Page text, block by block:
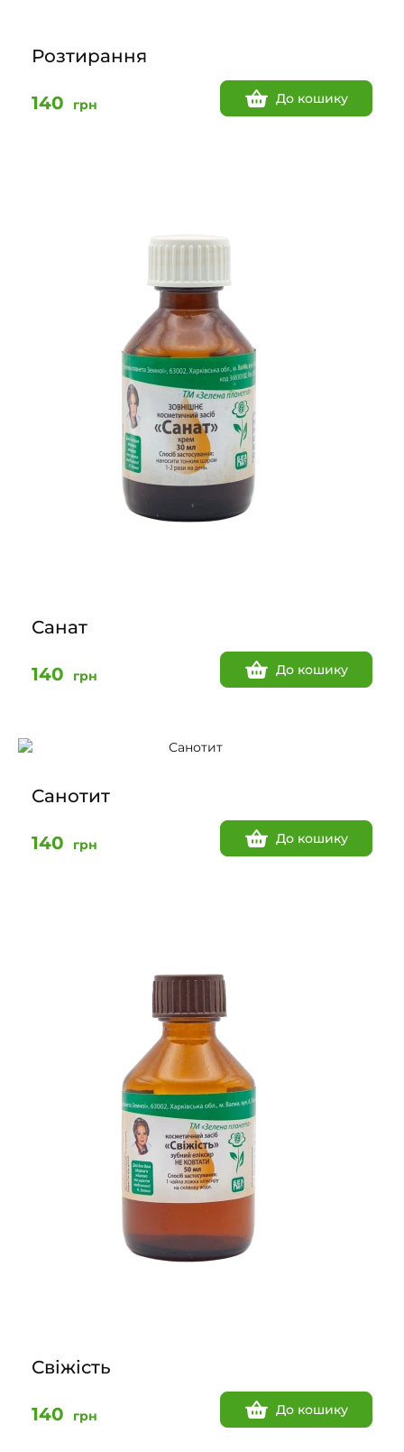
Розтирання
140 грн До кошику
Санат
140 грн До кошику
Санотит
140 грн До кошику
Свіжість
140 грн До кошику